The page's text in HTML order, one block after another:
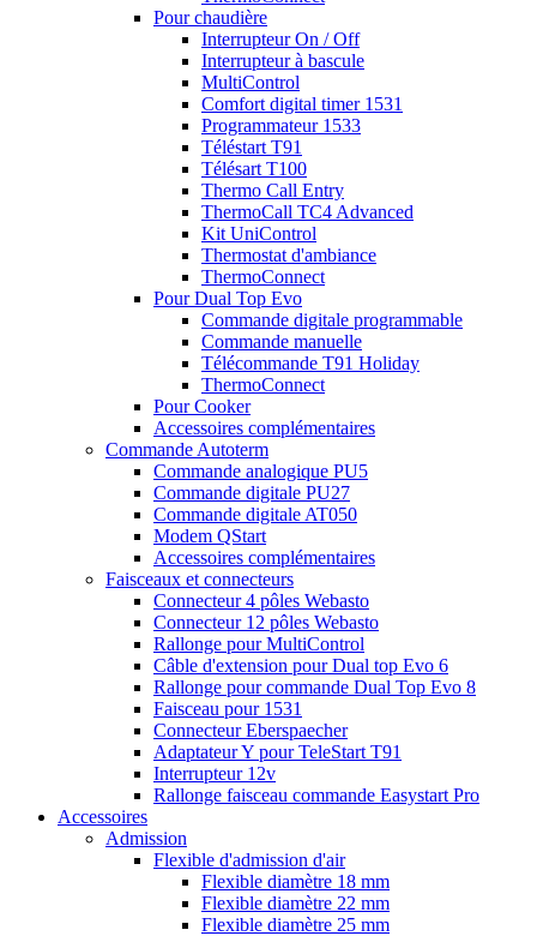
Pour chaudière
Interrupteur On / Off
Interrupteur à bascule
MultiControl
Comfort digital timer 1531
Programmateur 1533
Téléstart T91
Télésart T100
Thermo Call Entry
ThermoCall TC4 Advanced
Kit UniControl
Thermostat d'ambiance
ThermoConnect
Pour Dual Top Evo
Commande digitale programmable
Commande manuelle
Télécommande T91 Holiday
ThermoConnect
Pour Cooker
Accessoires complémentaires
Commande Autoterm
Commande analogique PU5
Commande digitale PU27
Commande digitale AT050
Modem QStart
Accessoires complémentaires
Faisceaux et connecteurs
Connecteur 4 pôles Webasto
Connecteur 12 pôles Webasto
Rallonge pour MultiControl
Câble d'extension pour Dual top Evo 6
Rallonge pour commande Dual Top Evo 8
Faisceau pour 1531
Connecteur Eberspaecher
Adaptateur Y pour TeleStart T91
Interrupteur 12v
Rallonge faisceau commande Easystart Pro
Accessoires
Admission
Flexible d'admission d'air
Flexible diamètre 18 mm
Flexible diamètre 22 mm
Flexible diamètre 25 mm